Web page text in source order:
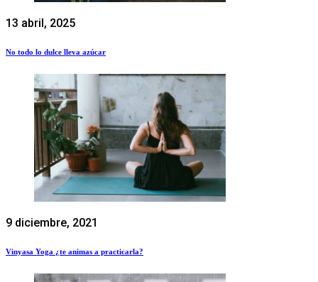
13 abril, 2025
No todo lo dulce lleva azúcar
9 diciembre, 2021
Vinyasa Yoga ¿te animas a practicarla?